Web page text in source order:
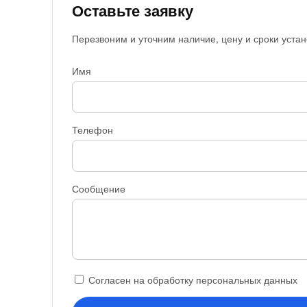
Оставьте заявку
Перезвоним и уточним наличие, цену и сроки
Имя
Телефон
Сообщение
Согласен на обработку персональных данных